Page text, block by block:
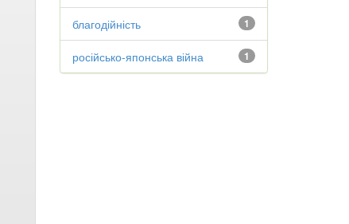
1
благодійність
1
російсько-японська війна